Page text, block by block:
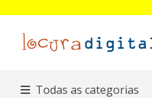
Todas as categorias